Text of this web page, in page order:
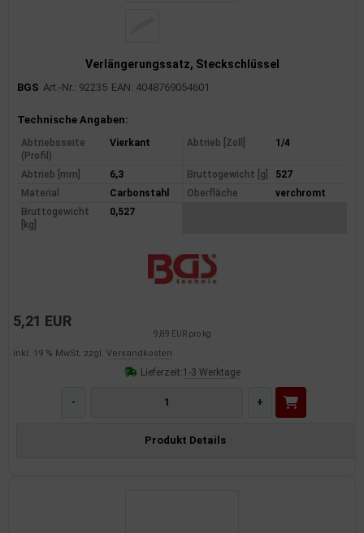
Verlängerungssatz, Steckschlüssel
BGS Art.-Nr.: 92235 EAN: 4048769054601
Produktinformationen
Technische Angaben:
Abtriebsseite
(Profil)
Vierkant Abtrieb [Zoll] 1/4
Abtrieb [mm] 6,3 Bruttogewicht [g]
527
Material
Carbonstahl Oberfläche
verchromt
Bruttogewicht
[kg]
0,527
5,21 EUR
9,89 EUR pro kg
inkl. 19 % MwSt. zzgl. Versandkosten
Lieferzeit:1-3 Werktage
- +
Produkt Details
Glühanlage